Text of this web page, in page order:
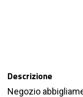
Descrizione
Negozio